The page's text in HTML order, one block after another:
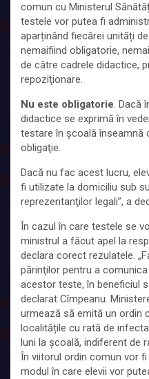
comun cu Ministerul
testele vor putea fi
aparținând fiecărei unități
nemaifiind obligatorie,
de către cadrele didactice,
repoziţionare.
Nu este obligatorie. Dacă
didactice se exprimă în
testare în şcoală înseamnă
obligaţie.
Dacă nu fac acest lucru,
fi utilizate la domiciliu sub
reprezentanţilor legali”, a
În cazul în care testele se
ministrul a făcut apel la
declara corect rezulatele.
părinţilor pentru a
acestor teste, în beneficiul
declarat Cîmpeanu.
urmează să emită un ordin
localitățile cu rată de
luni la școală, indiferent de
În viitorul ordin comun vor
modul în care elevii vor